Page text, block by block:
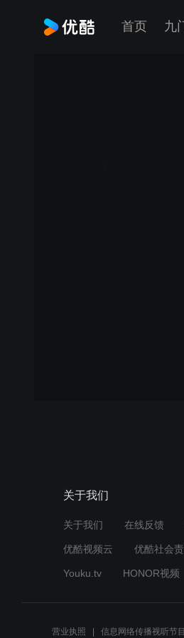
首页 九
关于我们
关于我们 在线反馈
优酷视频云 优酷社会
Youku.tv HONOR视频
营业执照 信息网络传播视听节